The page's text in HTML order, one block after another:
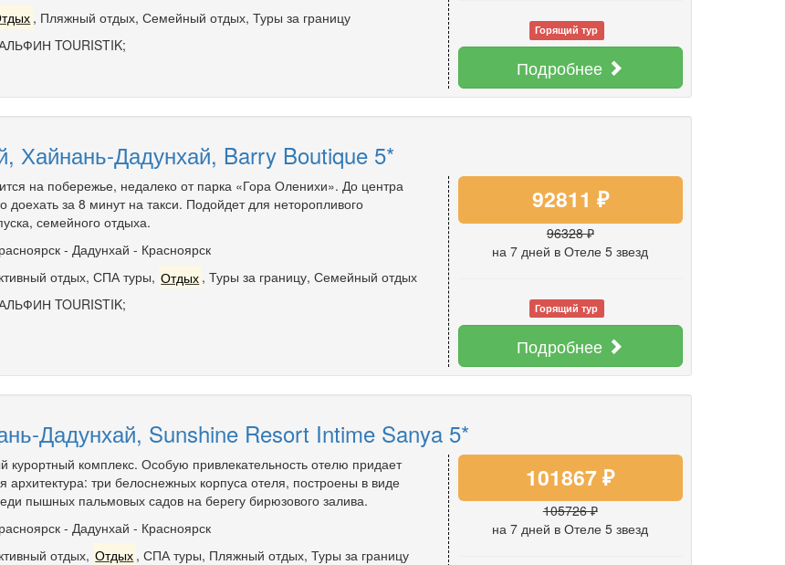
, Пляжный отдых,Семейный отдых,Туры за границу
TOURISTIK;
Горящий тур
Подробнее
Хайнань-Дадунхай, Barry Boutique 5*
на побережье, недалеко от парка «Гора Оленихи». До центра
доехать за 8 минут на такси. Подойдет для неторопливого
семейного отдыха.
- Дадунхай - Красноярск
отдых, СПА туры, Отдых ,Туры за границу,Семейный отдых
TOURISTIK;
92811 ₽
96328 ₽
на 7 дней в Отеле 5 звезд
Горящий тур
Подробнее
Дадунхай, Sunshine Resort Intime Sanya 5*
курортный комплекс. Особую привлекательность отелю придает
архитектура: три белоснежных корпуса отеля, построены в виде
пышных пальмовых садов на берегу бирюзового залива.
- Дадунхай - Красноярск
отдых, Отдых ,СПА туры, Пляжный отдых,Туры за границу
101867 ₽
105726 ₽
на 7 дней в Отеле 5 звезд